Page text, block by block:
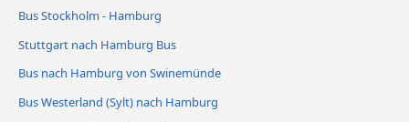
Bus Stockholm - Hamburg
Stuttgart nach Hamburg Bus
Bus nach Hamburg von Swinemünde
Bus Westerland (Sylt) nach Hamburg